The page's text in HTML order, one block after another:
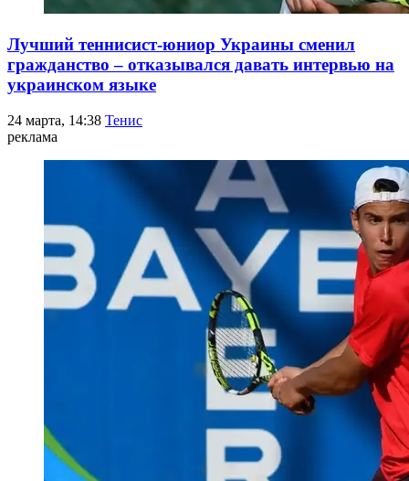
Лучший теннисист-юниор Украины сменил
гражданство – отказывался давать интервью на
украинском языке
24 марта, 14:38 Тенис
реклама